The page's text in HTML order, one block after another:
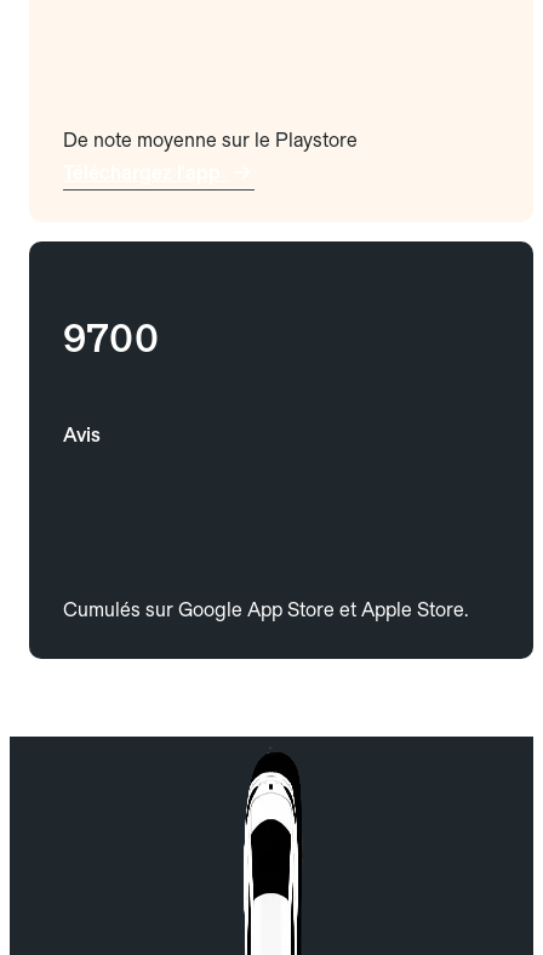
De note moyenne sur le Playstore
9700
Avis
Cumulés sur Google App Store et Apple Store.